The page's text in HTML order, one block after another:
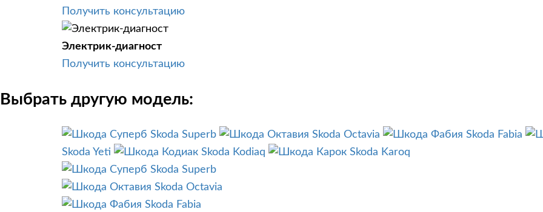
Получить консультацию
Электрик-диагност
Получить консультацию
Выбрать другую модель:
Skoda Superb Skoda Octavia
Skoda Fabia
Skoda Yeti
Skoda Kodiaq
Skoda Karoq
Skoda Superb
Skoda Octavia
Skoda Fabia